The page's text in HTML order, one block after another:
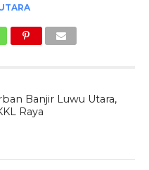
Banjir Luwu Utara,
Raya